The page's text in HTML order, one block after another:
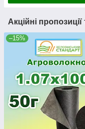
Акційні
–15%